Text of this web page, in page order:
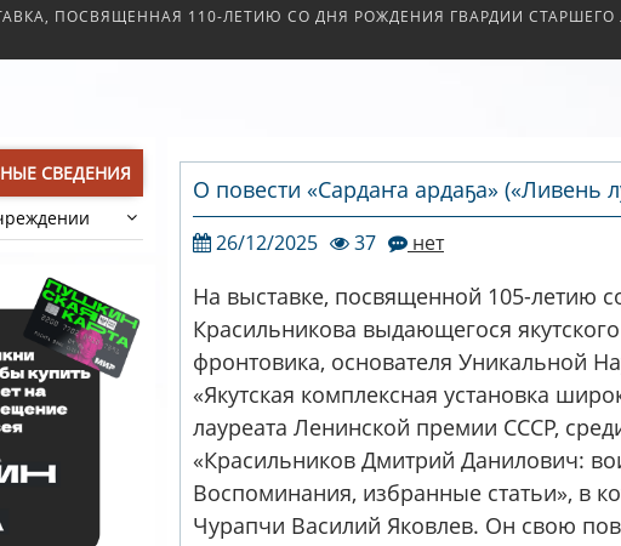
ПОСВЯЩЕННАЯ 110-ЛЕТИЮ СО ДНЯ РОЖДЕНИЯ ГВАРДИИ СТАРШЕГО
СВЕДЕНИЯ
О повести «Сардаҥа ардаҕа» («Ливень
26/12/2025 37 нет
На выставке, посвященной 105-летию
Красильникова выдающегося
фронтовика, основателя Уникальной
«Якутская комплексная установка
лауреата Ленинской премии СССР,
«Красильников Дмитрий Данилович:
Воспоминания, избранные статьи», в
Чурапчи Василий Яковлев. Он свою